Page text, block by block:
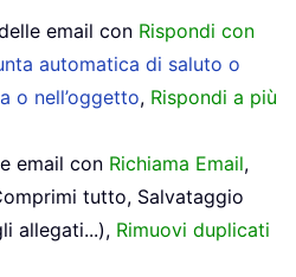
email con Rispondi con
automatica di saluto o
o nell’oggetto, Rispondi a più
email con Richiama Email,
tutto, Salvataggio
allegati...), Rimuovi duplicati